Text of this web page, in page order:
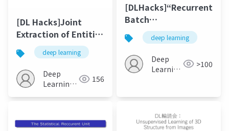
[DL Hacks]Joint
Extraction of Entities
and Relations Based
on a Novel Tagging
Scheme
deep learning
Deep
Learning
156
[DLHacks]“Recurrent
Batch
Talk>
deep learning
Deep
Learning
>100